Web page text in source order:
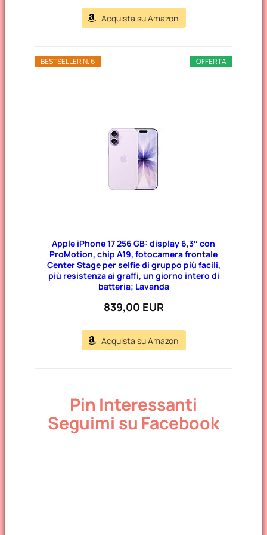
Acquista su Amazon
OFFERTA
BESTSELLER N. 6
Apple iPhone 17 256 GB: display 6,3″ con
ProMotion, chip A19, fotocamera frontale
Center Stage per selfie di gruppo più facili,
più resistenza ai graffi, un giorno intero di
batteria; Lavanda
839,00 EUR
Acquista su Amazon
Pin Interessanti
Seguimi su Facebook